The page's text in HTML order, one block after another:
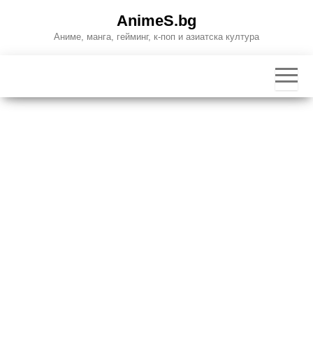
AnimeS.bg
Аниме, манга, гейминг, к-поп и азиатска култура